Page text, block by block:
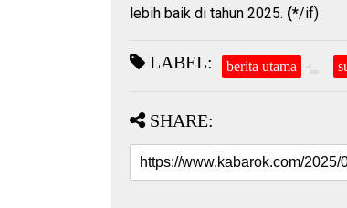
lebih baik di tahun 2025. (*/if)
LABEL: berita utama
SHARE: